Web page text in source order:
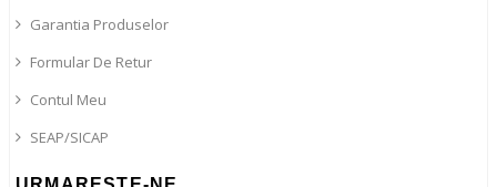
Garantia Produselor
Formular De Retur
Contul Meu
SEAP/SICAP